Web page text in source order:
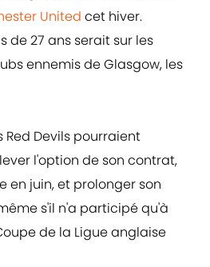
United cet hiver.
de 27 ans serait sur les
ennemis de Glasgow, les
Red Devils pourraient
l'option de son contrat,
en juin, et prolonger son
s'il n'a participé qu'à
de la Ligue anglaise